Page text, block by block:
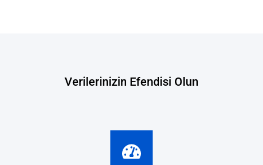
Verilerinizin Efendisi Olun